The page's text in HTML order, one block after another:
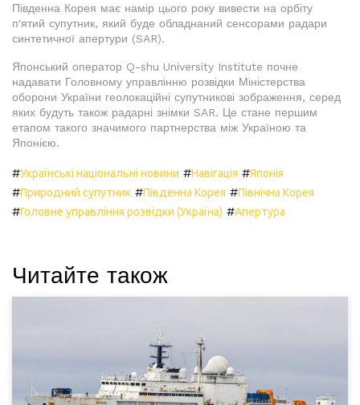
Південна Корея має намір цього року вивести на орбіту
п'ятий супутник, який буде обладнаний сенсорами радари
синтетичної апертури (SAR).
Японський оператор Q-shu University Institute почне
надавати Головному управлінню розвідки Міністерства
оборони України геолокаційні супутникові зображення, серед
яких будуть також радарні знімки SAR. Це стане першим
етапом такого значимого партнерства між Україною та
Японією.
#Українські національні новини #Навігація #Японія
#Природний супутник #Південна Корея #Північна Корея
#Головне управління розвідки (Україна) #Апертура
Читайте також